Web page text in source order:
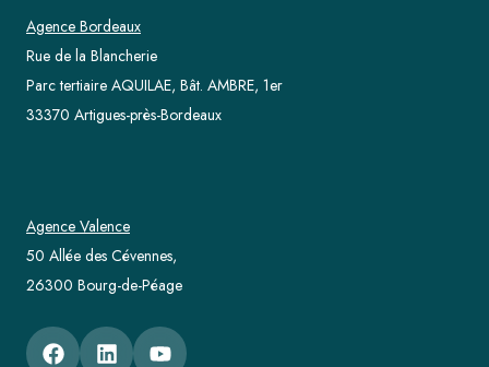
Agence Bordeaux
Rue de la Blancherie
Parc tertiaire AQUILAE, Bât. AMBRE, 1er
33370 Artigues-près-Bordeaux
Agence Valence
50 Allée des Cévennes,
26300 Bourg-de-Péage